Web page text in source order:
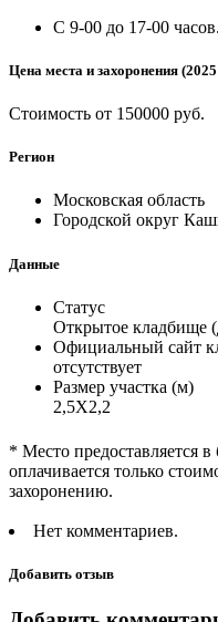
С 9-00 до 17-00 часов.
Цена места и захоронения
Стоимость от 150000 руб.
Регион
Московская область
Городской округ
Данные
Статус
Открытое кладбище
Официальный сайт
отсутствует
Размер участка (м)
2,5Х2,2
* Место предоставляется
оплачивается только
захоронению.
Нет комментариев.
Добавить отзыв